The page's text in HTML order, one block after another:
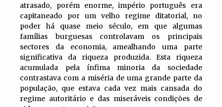
atrasado, porém enorme, império português era
capitaneado por um velho regime ditatorial, no
poder há quase meio século, em que algumas
famílias burguesas controlavam os principais
sectores da economia, amealhando uma parte
significativa da riqueza produzida. Esta riqueza
acumulada pela ínfima minoria da sociedade
contrastava com a miséria de uma grande parte da
população, que estava cada vez mais cansada do
regime autoritário e das miseráveis condições de